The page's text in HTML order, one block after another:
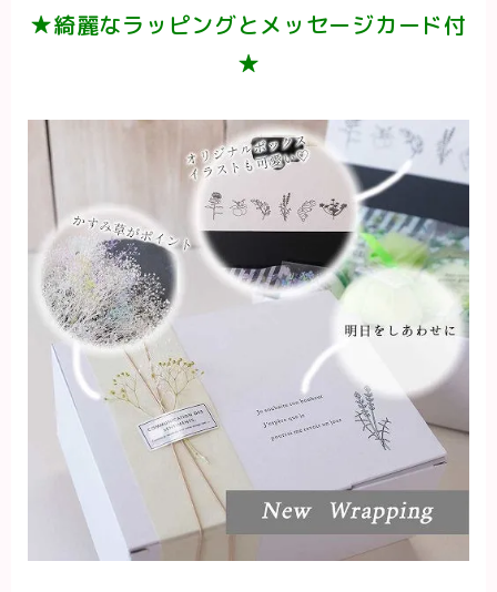
★綺麗なラッピングとメッセージカード付
★